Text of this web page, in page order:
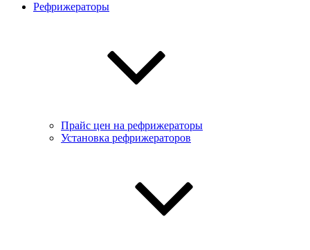
Рефрижераторы
Прайс цен на рефрижераторы
Установка рефрижераторов